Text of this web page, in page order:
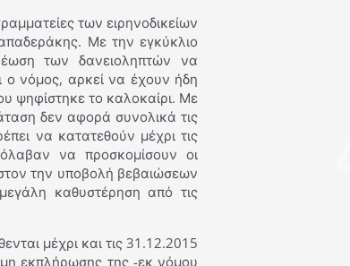
των ειρηνοδικείων
Με την εγκύκλιο
των δανειοληπτών να
νόμος, αρκεί να έχουν ήδη
ψηφίστηκε το καλοκαίρι. Με
δεν αφορά συνολικά τις
να κατατεθούν μέχρι τις
να προσκομίσουν οι
την υποβολή βεβαιώσεων
καθυστέρηση από τις
μέχρι και τις 31.12.2015
μη εκπλήρωσης της -εκ νόμου